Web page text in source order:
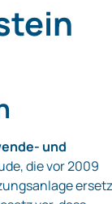
und
die vor 2009